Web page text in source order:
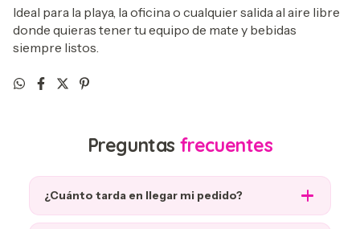
Ideal para la playa, la oficina o cualquier salida al aire libre
donde quieras tener tu equipo de mate y bebidas
siempre listos.
Preguntas frecuentes
¿Cuánto tarda en llegar mi pedido?